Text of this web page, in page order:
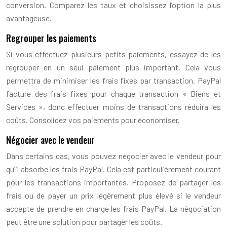
conversion. Comparez les taux et choisissez l’option la plus
avantageuse.
Regrouper les paiements
Si vous effectuez plusieurs petits paiements, essayez de les
regrouper en un seul paiement plus important. Cela vous
permettra de minimiser les frais fixes par transaction. PayPal
facture des frais fixes pour chaque transaction « Biens et
Services », donc effectuer moins de transactions réduira les
coûts. Consolidez vos paiements pour économiser.
Négocier avec le vendeur
Dans certains cas, vous pouvez négocier avec le vendeur pour
qu’il absorbe les frais PayPal. Cela est particulièrement courant
pour les transactions importantes. Proposez de partager les
frais ou de payer un prix légèrement plus élevé si le vendeur
accepte de prendre en charge les frais PayPal. La négociation
peut être une solution pour partager les coûts.